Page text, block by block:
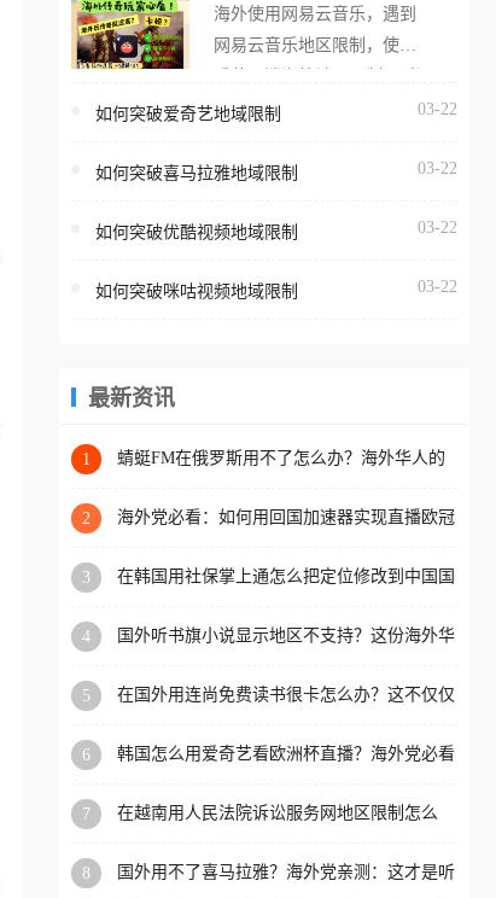
地区无法播放”的提示语。
海外用户如香港、澳门、台
亚、欧洲等国家和地区时，
台一样，出现地区及版权限
地区播放。 遇到这个问题的
区工作、留学、定居等，都
权限制所困扰。
海外使用网易云音乐，遇到
网易云音乐地区限制，使用
在海外打开网易云音乐，却
所在的地区无法播放”的提示
门、台湾、美国、加拿大、
区时，网易云音乐也会像其
回国加速器，即可解决「海
版权限制」的问题，无论人
国、加拿大、澳大利亚、欧
学、定居等，都可以使用，
扰。
如何突破爱奇艺地域限制 03-22
如何突破喜马拉雅地域限制 03-22
如何突破优酷视频地域限制 03-22
如何突破咪咕视频地域限制 03-22
最新资讯
1
蜻蜓FM在俄罗斯用不了怎么办？海外华人的
2
海外党必看：如何用回国加速器实现直播欧冠
3
在韩国用社保掌上通怎么把定位修改到中国国
4
国外听书旗小说显示地区不支持？这份海外华
5
在国外用连尚免费读书很卡怎么办？这不仅仅
6
韩国怎么用爱奇艺看欧洲杯直播？海外党必看
7
在越南用人民法院诉讼服务网地区限制怎么
8
国外用不了喜马拉雅？海外党亲测：这才是听